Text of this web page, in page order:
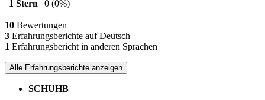
1 Stern
0 (0%)
10 Bewertungen
3 Erfahrungsberichte auf Deutsch
1 Erfahrungsbericht in anderen Sprachen
Alle Erfahrungsberichte anzeigen
SCHUHB